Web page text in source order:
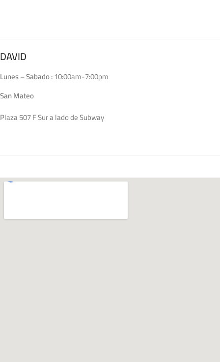
DAVID
Lunes – Sabado :10:00am-7:00pm
San Mateo
Plaza 507 F Sur a lado de Subway